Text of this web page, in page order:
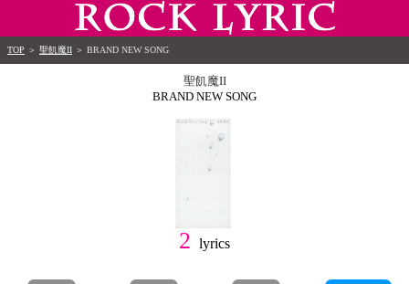
TOP ＞ 聖飢魔II ＞ BRAND NEW SONG
聖飢魔II
BRAND NEW SONG
2 lyrics